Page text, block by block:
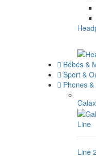
Bébés &
Sport &
Phones
Line
Line 2